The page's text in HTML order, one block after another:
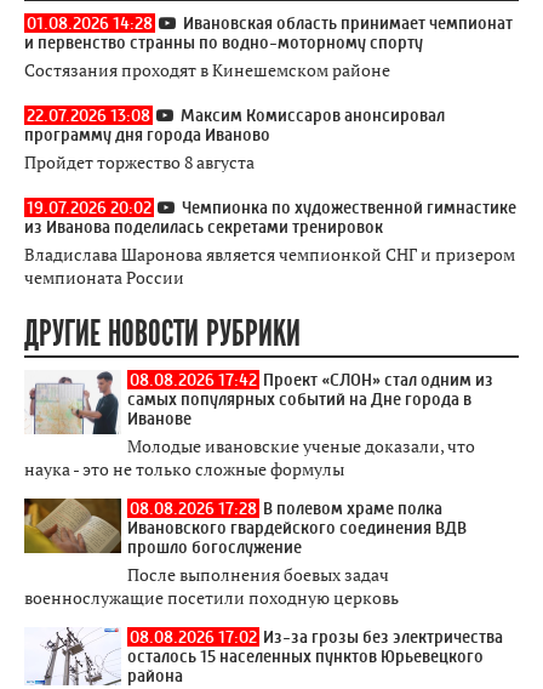
01.08.2026 14:28
Ивановская область принимает чемпионат
и первенство странны по водно-моторному спорту
Состязания проходят в Кинешемском районе
22.07.2026 13:08
Максим Комиссаров анонсировал
программу дня города Иваново
Пройдет торжество 8 августа
19.07.2026 20:02
Чемпионка по художественной гимнастике
из Иванова поделилась секретами тренировок
Владислава Шаронова является чемпионкой СНГ и призером
чемпионата России
ДРУГИЕ НОВОСТИ РУБРИКИ
08.08.2026 17:42 Проект «СЛОН» стал одним из
самых популярных событий на Дне города в
Иванове
Молодые ивановские ученые доказали, что
наука - это не только сложные формулы
08.08.2026 17:28 В полевом храме полка
Ивановского гвардейского соединения ВДВ
прошло богослужение
После выполнения боевых задач
военнослужащие посетили походную церковь
08.08.2026 17:02 Из-за грозы без электричества
осталось 15 населенных пунктов Юрьевецкого
района